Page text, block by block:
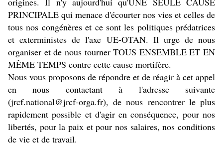
PRINCIPALE qui menace d'écourter nos vies et celles de
tous nos congénères et ce sont les politiques prédatrices
et exterministes de l'axe UE-OTAN. Il urge de nous
organiser et de nous tourner TOUS ENSEMBLE ET EN
MÊME TEMPS contre cette cause mortifère.
Nous vous proposons de répondre et de réagir à cet appel
en nous contactant à l'adresse suivante
(jrcf.national@jrcf-orga.fr), de nous rencontrer le plus
rapidement possible et d'agir en conséquence, pour nos
libertés, pour la paix et pour nos salaires, nos conditions
de vie et de travail.